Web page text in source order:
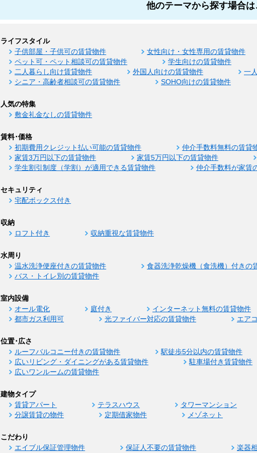
他のテーマから探す場合は
ライフスタイル
子供部屋・子供可の賃貸物件 女性向け・女性専用の賃貸物件
ペット可・ペット相談可の賃貸物件
学生向けの賃貸物件
二人暮らし向け賃貸物件
外国人向けの賃貸物件
一
シニア・高齢者相談可の賃貸物件
SOHO向けの賃貸物件
人気の特集
敷金礼金なしの賃貸物件
賃料･価格
初期費用クレジット払い可能の賃貸物件 仲介手数料無料の賃貸
家賃3万円以下の賃貸物件
家賃5万円以下の賃貸物件
学生割引制度（学割）が適用できる賃貸物件
仲介手数料が家賃
セキュリティ
宅配ボックス付き
収納
ロフト付き 収納重視な賃貸物件
水周り
温水洗浄便座付きの賃貸物件 食器洗浄乾燥機（食洗機）付きの
バス・トイレ別の賃貸物件
室内設備
オール電化 庭付き インターネット無料の賃貸物件
都市ガス利用可
光ファイバー対応の賃貸物件 エア
位置･広さ
ルーフバルコニー付きの賃貸物件 駅徒歩5分以内の賃貸物件
広いリビング・ダイニングがある賃貸物件
駐車場付き賃貸物件
広いワンルームの賃貸物件
建物タイプ
賃貸アパート テラスハウス タワーマンション
分譲賃貸の物件
定期借家物件 メゾネット
こだわり
エイブル保証管理物件 保証人不要の賃貸物件 楽器